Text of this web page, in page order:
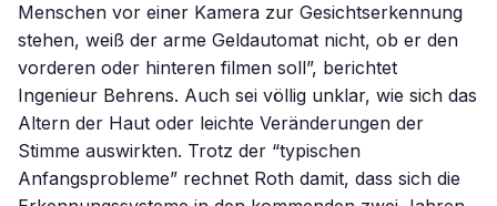
Menschen vor einer Kamera zur Gesichtserkennung
stehen, weiß der arme Geldautomat nicht, ob er den
vorderen oder hinteren filmen soll”, berichtet
Ingenieur Behrens. Auch sei völlig unklar, wie sich das
Altern der Haut oder leichte Veränderungen der
Stimme auswirkten. Trotz der “typischen
Anfangsprobleme” rechnet Roth damit, dass sich die